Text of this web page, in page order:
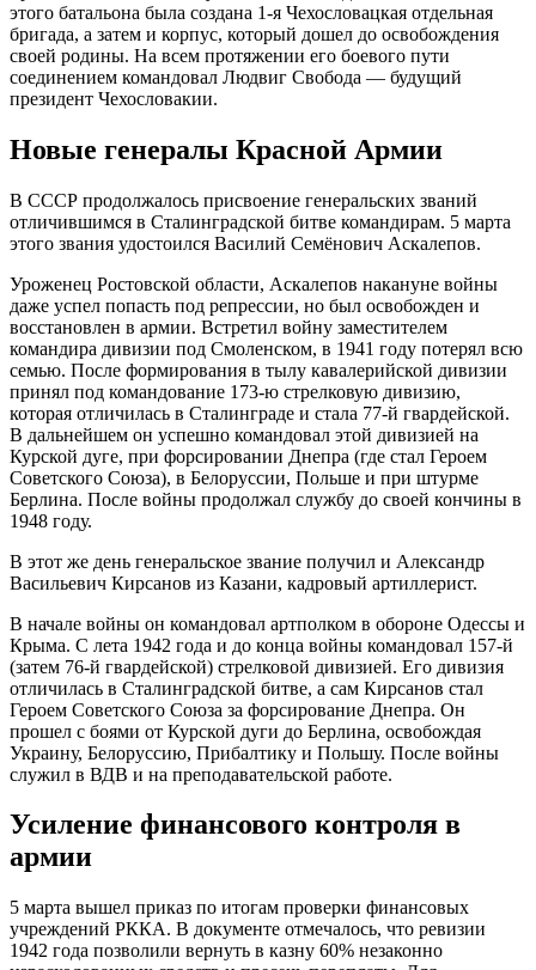
этого батальона была создана 1-я Чехословацкая отдельная
бригада, а затем и корпус, который дошел до освобождения
своей родины. На всем протяжении его боевого пути
соединением командовал Людвиг Свобода — будущий
президент Чехословакии.
Новые генералы Красной Армии
В СССР продолжалось присвоение генеральских званий
отличившимся в Сталинградской битве командирам. 5 марта
этого звания удостоился Василий Семёнович Аскалепов.
Уроженец Ростовской области, Аскалепов накануне войны
даже успел попасть под репрессии, но был освобожден и
восстановлен в армии. Встретил войну заместителем
командира дивизии под Смоленском, в 1941 году потерял всю
семью. После формирования в тылу кавалерийской дивизии
принял под командование 173-ю стрелковую дивизию,
которая отличилась в Сталинграде и стала 77-й гвардейской.
В дальнейшем он успешно командовал этой дивизией на
Курской дуге, при форсировании Днепра (где стал Героем
Советского Союза), в Белоруссии, Польше и при штурме
Берлина. После войны продолжал службу до своей кончины в
1948 году.
В этот же день генеральское звание получил и Александр
Васильевич Кирсанов из Казани, кадровый артиллерист.
В начале войны он командовал артполком в обороне Одессы и
Крыма. С лета 1942 года и до конца войны командовал 157-й
(затем 76-й гвардейской) стрелковой дивизией. Его дивизия
отличилась в Сталинградской битве, а сам Кирсанов стал
Героем Советского Союза за форсирование Днепра. Он
прошел с боями от Курской дуги до Берлина, освобождая
Украину, Белоруссию, Прибалтику и Польшу. После войны
служил в ВДВ и на преподавательской работе.
Усиление финансового контроля в
армии
5 марта вышел приказ по итогам проверки финансовых
учреждений РККА. В документе отмечалось, что ревизии
1942 года позволили вернуть в казну 60% незаконно